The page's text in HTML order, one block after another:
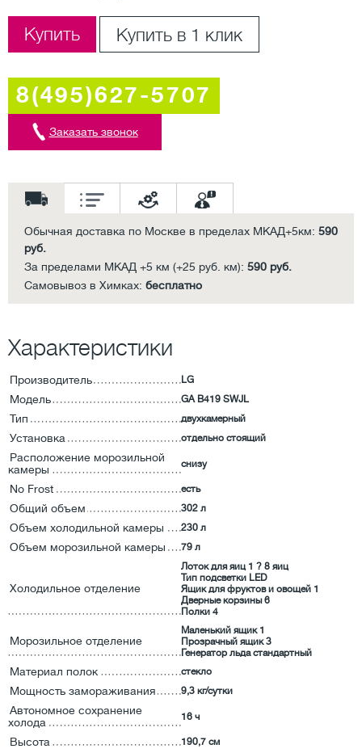
Купить Купить в 1 клик
8(495)627-5707
Заказать звонок
Обычная доставка по Москве в пределах МКАД+5км: 590
руб.
За пределами МКАД +5 км (+25 руб. км): 590 руб.
Самовывоз в Химках: бесплатно
Характеристики
Производитель LG
Модель GA B419 SWJL
Тип двухкамерный
Установка отдельно стоящий
Расположение морозильной
камеры
снизу
No Frost есть
Общий объем 302 л
Объем холодильной камеры 230 л
Объем морозильной камеры 79 л
Холодильное отделение
Лоток для яиц 1 ? 8 яиц
Тип подсветки LED
Ящик для фруктов и овощей 1
Дверные корзины 6
Полки 4
Морозильное отделение
Маленький ящик 1
Прозрачный ящик 3
Генератор льда стандартный
Материал полок стекло
Мощность замораживания 9,3 кг/сутки
Автономное сохранение
холода
16 ч
Высота 190,7 см